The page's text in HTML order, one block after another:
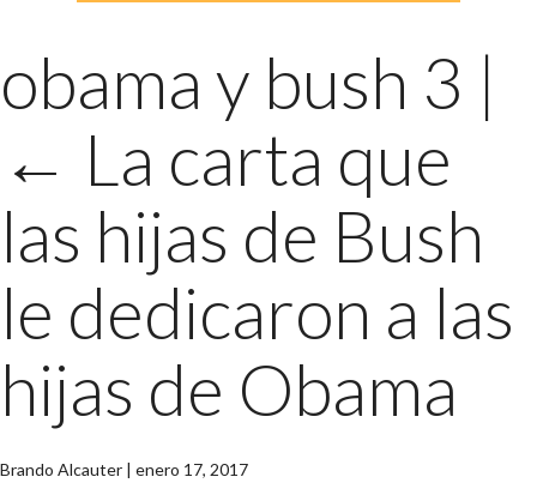
obama y bush 3 |
← La carta que
las hijas de Bush
le dedicaron a las
hijas de Obama
Brando Alcauter | enero 17, 2017